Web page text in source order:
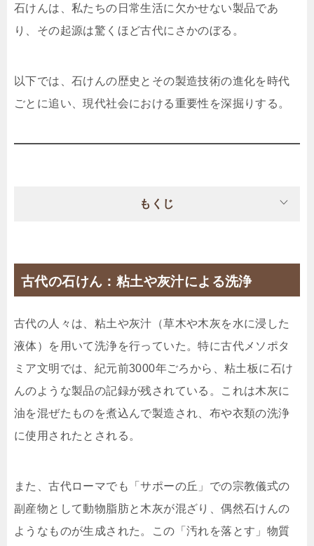
石けんは、私たちの日常生活に欠かせない製品であ
り、その起源は驚くほど古代にさかのぼる。
以下では、石けんの歴史とその製造技術の進化を時代
ごとに追い、現代社会における重要性を深掘りする。
もくじ
古代の石けん：粘土や灰汁による洗浄
古代の人々は、粘土や灰汁（草木や木灰を水に浸した
液体）を用いて洗浄を行っていた。特に古代メソポタ
ミア文明では、紀元前3000年ごろから、粘土板に石け
んのような製品の記録が残されている。これは木灰に
油を混ぜたものを煮込んで製造され、布や衣類の洗浄
に使用されたとされる。
また、古代ローマでも「サポーの丘」での宗教儀式の
副産物として動物脂肪と木灰が混ざり、偶然石けんの
ようなものが生成された。この「汚れを落とす」物質